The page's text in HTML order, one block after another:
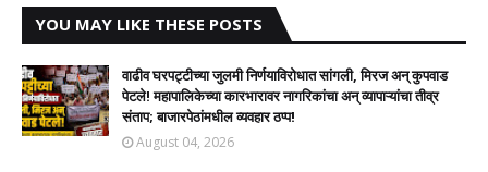
YOU MAY LIKE THESE POSTS
वाढीव घरपट्टीच्या जुलमी निर्णयाविरोधात सांगली, मिरज अन् कुपवाड
पेटले! महापालिकेच्या कारभारावर नागरिकांचा अन् व्यापाऱ्यांचा तीव्र
संताप; बाजारपेठांमधील व्यवहार ठप्प!​
August 04, 2026